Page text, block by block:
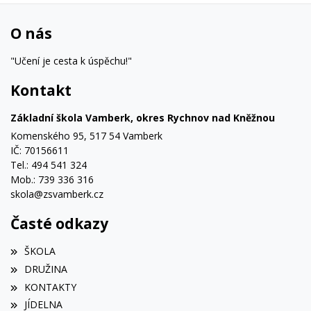
O nás
"Učení je cesta k úspěchu!"
Kontakt
Základní škola Vamberk, okres Rychnov nad Kněžnou
Komenského 95, 517 54 Vamberk
IČ: 70156611
Tel.: 494 541 324
Mob.: 739 336 316
skola@zsvamberk.cz
Časté odkazy
ŠKOLA
DRUŽINA
KONTAKTY
JÍDELNA